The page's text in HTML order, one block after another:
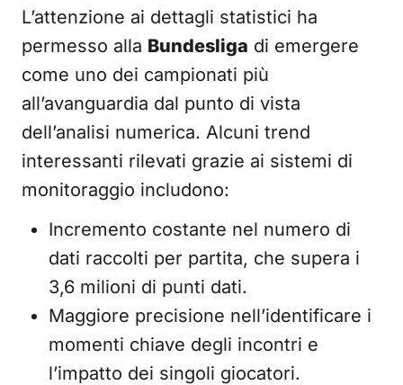
L’attenzione ai dettagli statistici ha
permesso alla Bundesliga di emergere
come uno dei campionati più
all’avanguardia dal punto di vista
dell’analisi numerica. Alcuni trend
interessanti rilevati grazie ai sistemi di
monitoraggio includono:
Incremento costante nel numero di
dati raccolti per partita, che supera i
3,6 milioni di punti dati.
Maggiore precisione nell’identificare i
momenti chiave degli incontri e
l’impatto dei singoli giocatori.